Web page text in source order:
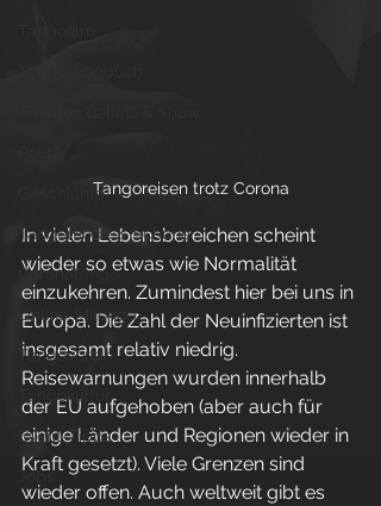
Geschichte
Tangomode & Schuhe
Coronatango
Online-Milonga
Tangoverein
Tangokultur
Event-Tipps
Jobs
Tangoreisen trotz Corona
In vielen Lebensbereichen scheint
wieder so etwas wie Normalität
einzukehren. Zumindest hier bei uns in
Europa. Die Zahl der Neuinfizierten ist
insgesamt relativ niedrig.
Reisewarnungen wurden innerhalb
der EU aufgehoben (aber auch für
einige Länder und Regionen wieder in
Kraft gesetzt). Viele Grenzen sind
wieder offen. Auch weltweit gibt es